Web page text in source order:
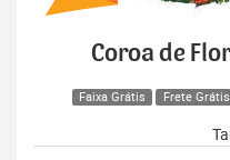
Coroa de
Faixa Grátis Frete Grátis